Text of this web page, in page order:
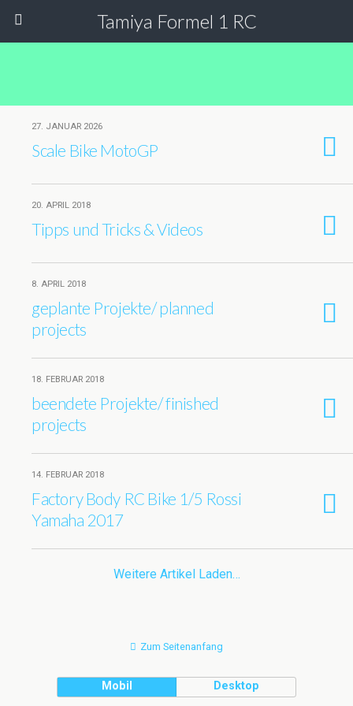
Tamiya Formel 1 RC
27. JANUAR 2026
Scale Bike MotoGP
20. APRIL 2018
Tipps und Tricks & Videos
8. APRIL 2018
geplante Projekte/ planned
projects
18. FEBRUAR 2018
beendete Projekte/ finished
projects
14. FEBRUAR 2018
Factory Body RC Bike 1/5 Rossi
Yamaha 2017
Weitere Artikel Laden…
Zum Seitenanfang
Mobil Desktop